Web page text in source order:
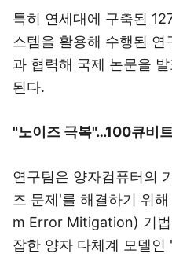
특히 연세대에 구축된
스템을 활용해 수행된 연
과 협력해 국제 논문을
된다.
"노이즈 극복"…100큐비
연구팀은 양자컴퓨터의
즈 문제'를 해결하기 위
m Error Mitigation) 기
잡한 양자 다체계 모델